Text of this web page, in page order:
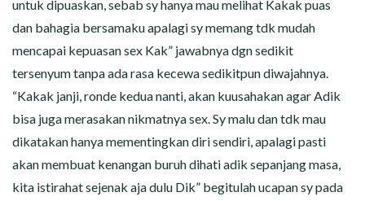
untuk dipuaskan, sebab sy hanya mau melihat Kakak puas
dan bahagia bersamaku apalagi sy memang tdk mudah
mencapai kepuasan sex Kak” jawabnya dgn sedikit
tersenyum tanpa ada rasa kecewa sedikitpun diwajahnya.
“Kakak janji, ronde kedua nanti, akan kuusahakan agar Adik
bisa juga merasakan nikmatnya sex. Sy malu dan tdk mau
dikatakan hanya mementingkan diri sendiri, apalagi pasti
akan membuat kenangan buruh dihati adik sepanjang masa,
kita istirahat sejenak aja dulu Dik” begitulah ucapan sy pada